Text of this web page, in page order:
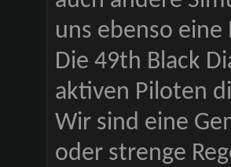
uns ebenso eine
Die 49th Black
aktiven Piloten
Wir sind eine
oder strenge